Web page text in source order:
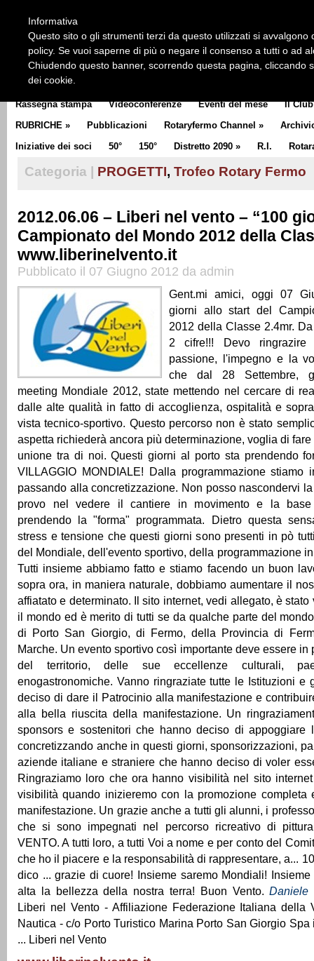
CLUB COMMUNICATOR
Rassegna stampa Videoconferenze Eventi del mese Il Club
RUBRICHE » Pubblicazioni Rotaryfermo Channel »
Iniziative dei soci
50° 150° Distretto 2090 » R.I.
Categoria | PROGETTI, Trofeo Rotary Fermo
2012.06.06 – Liberi nel vento – “100
Campionato del Mondo 2012 della
www.liberinelvento.it
Pubblicato il 07 Giugno 2012 da admin
Gent.mi amici, oggi 07
giorni allo start del
2012 della Classe 2.4mr.
2 cifre!!! Devo
passione, l'impegno e la
che dal 28 Settembre,
meeting Mondiale 2012, state mettendo nel cercare di
dalle alte qualità in fatto di accoglienza, ospitalità e
vista tecnico-sportivo. Questo percorso non è stato
aspetta richiederà ancora più determinazione, voglia di
unione tra di noi. Questi giorni al porto sta prendendo
VILLAGGIO MONDIALE! Dalla programmazione stiamo
passando alla concretizzazione. Non posso nascondervi
provo nel vedere il cantiere in movimento e la
prendendo la "forma" programmata. Dietro questa
stress e tensione che questi giorni sono presenti in pò
del Mondiale, dell'evento sportivo, della programmazione
Tutti insieme abbiamo fatto e stiamo facendo un buon
sopra ora, in maniera naturale, dobbiamo aumentare il
affiatato e determinato. Il sito internet, vedi allegato, è stato
il mondo ed è merito di tutti se da qualche parte del
di Porto San Giorgio, di Fermo, della Provincia di
Marche. Un evento sportivo così importante deve essere in
del territorio, delle sue eccellenze culturali,
enogastronomiche. Vanno ringraziate tutte le Istituzioni e
deciso di dare il Patrocinio alla manifestazione e
alla bella riuscita della manifestazione. Un
sponsors e sostenitori che hanno deciso di appoggiare
concretizzando anche in questi giorni, sponsorizzazioni,
aziende italiane e straniere che hanno deciso di voler
Ringraziamo loro che ora hanno visibilità nel sito
visibilità quando inizieremo con la promozione completa
manifestazione. Un grazie anche a tutti gli alunni, i
che si sono impegnati nel percorso ricreativo di
VENTO. A tutti loro, a tutti Voi a nome e per conto del
che ho il piacere e la responsabilità di rappresentare, a...
dico ... grazie di cuore! Insieme saremo Mondiali!
alta la bellezza della nostra terra! Buon Vento.
Liberi nel Vento - Affiliazione Federazione Italiana della
Nautica - c/o Porto Turistico Marina Porto San Giorgio
... Liberi nel Vento
Informativa
Questo sito o gli strumenti terzi da questo utilizzati si
policy. Se vuoi saperne di più o negare il consenso a tutti o ad
Chiudendo questo banner, scorrendo questa pagina, cliccando
dei cookie.